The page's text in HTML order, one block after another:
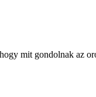
mit gondolnak az